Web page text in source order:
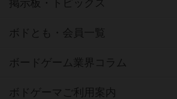
掲示板・トピックス
ボドとも・会員一覧
ボードゲーム業界コラム
ボドゲーマご利用案内